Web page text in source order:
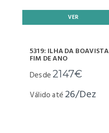
VER
5319: ILHA DA BOAVISTA
FIM DE ANO
Desde 2147€
Válido até 26/Dez